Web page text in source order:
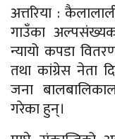
अत्तरिया :
गाउँका
न्यायो कपडा
तथा कांग्रेस नेता
जना
गरेका हुन्।